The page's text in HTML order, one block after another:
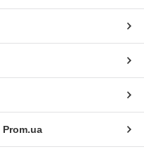
Prom.ua